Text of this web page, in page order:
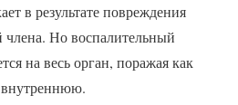
в результате повреждения
члена. Но воспалительный
на весь орган, поражая как